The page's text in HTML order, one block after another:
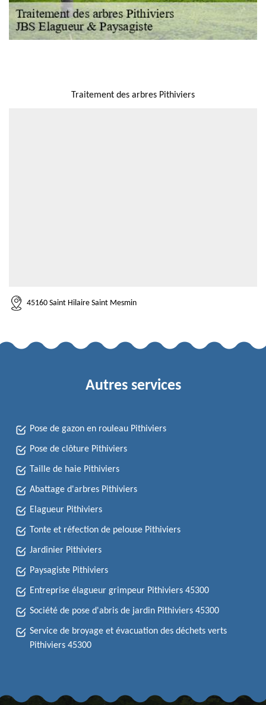
Traitement des arbres Pithiviers
45160 Saint Hilaire Saint Mesmin
Autres services
Pose de gazon en rouleau Pithiviers
Pose de clôture Pithiviers
Taille de haie Pithiviers
Abattage d'arbres Pithiviers
Elagueur Pithiviers
Tonte et réfection de pelouse Pithiviers
Jardinier Pithiviers
Paysagiste Pithiviers
Entreprise élagueur grimpeur Pithiviers 45300
Société de pose d'abris de jardin Pithiviers 45300
Service de broyage et évacuation des déchets verts
Pithiviers 45300